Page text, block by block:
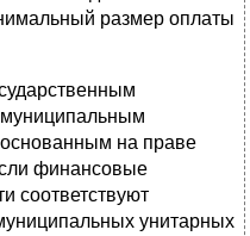
размер оплаты
на праве
финансовые
соответствуют
унитарных